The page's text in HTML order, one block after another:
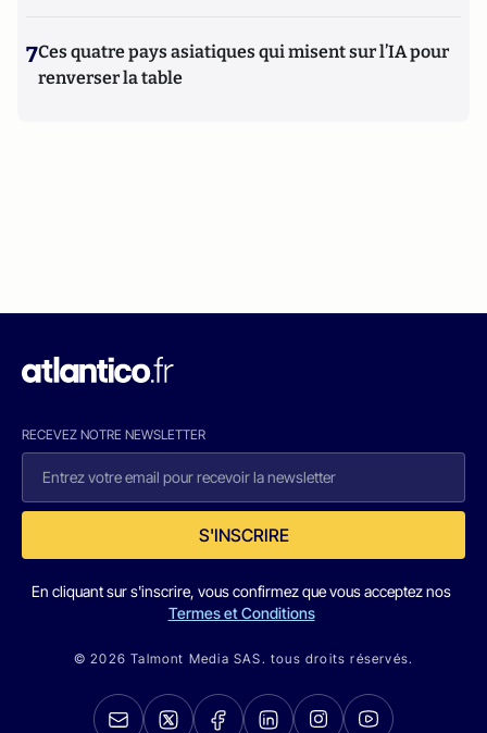
7Ces quatre pays asiatiques qui misent sur l’IA pour
renverser la table
RECEVEZ NOTRE NEWSLETTER
S'INSCRIRE
En cliquant sur s'inscrire, vous confirmez que vous acceptez nos
Termes et Conditions
© 2026 Talmont Media SAS. tous droits réservés.